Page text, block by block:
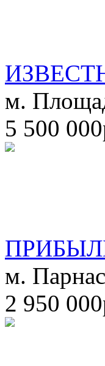
м.
5 500
м. Парнас
2 950